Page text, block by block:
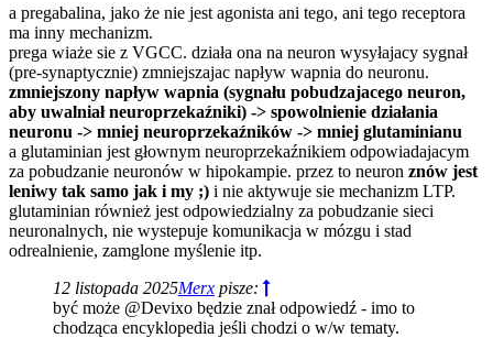
a pregabalina, jako że nie jest agonista ani tego, ani tego receptora
ma inny mechanizm.
prega wiaże sie z VGCC. działa ona na neuron wysyłajacy sygnał
(pre-synaptycznie) zmniejszajac napływ wapnia do neuronu.
zmniejszony napływ wapnia (sygnału pobudzajacego neuron,
aby uwalniał neuroprzekaźniki) -> spowolnienie działania
neuronu -> mniej neuroprzekaźników -> mniej glutaminianu
a glutaminian jest głownym neuroprzekaźnikiem odpowiadajacym
za pobudzanie neuronów w hipokampie. przez to neuron znów jest
leniwy tak samo jak i my ;) i nie aktywuje sie mechanizm LTP.
glutaminian również jest odpowiedzialny za pobudzanie sieci
neuronalnych, nie wystepuje komunikacja w mózgu i stad
odrealnienie, zamglone myślenie itp.
12 listopada 2025Merx pisze:
być może @Devixo będzie znał odpowiedź - imo to
chodząca encyklopedia jeśli chodzi o w/w tematy.